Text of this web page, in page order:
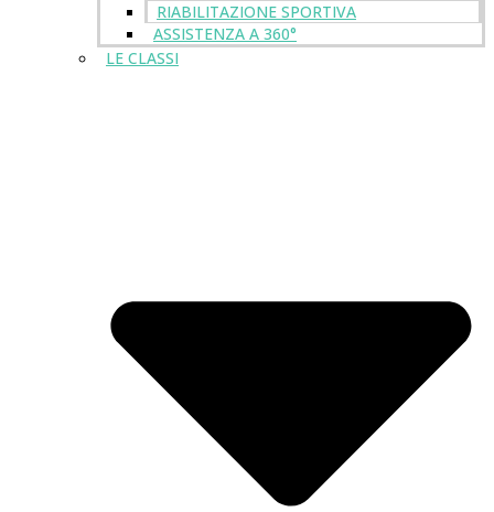
RIABILITAZIONE SPORTIVA
ASSISTENZA A 360°
LE CLASSI